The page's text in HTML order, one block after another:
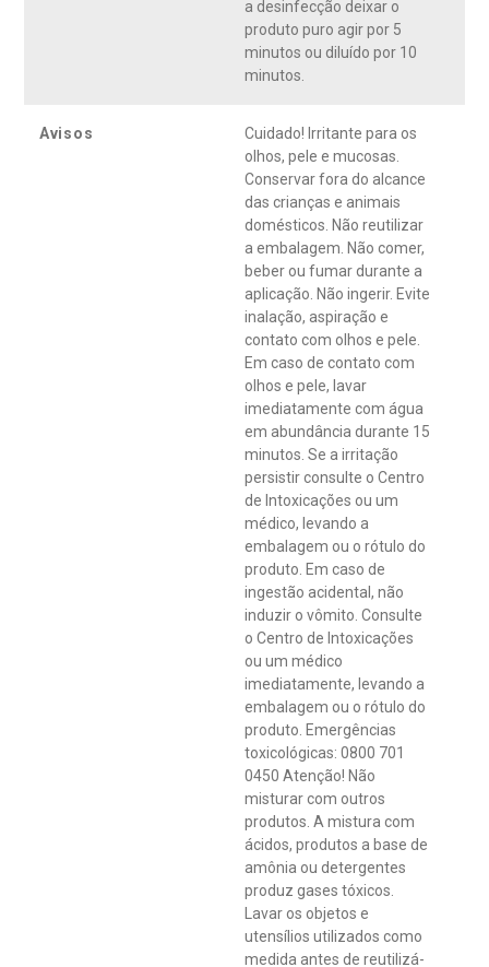
a desinfecção deixar o
produto puro agir por 5
minutos ou diluído por 10
minutos.
Avisos
Cuidado! Irritante para os
olhos, pele e mucosas.
Conservar fora do alcance
das crianças e animais
domésticos. Não reutilizar
a embalagem. Não comer,
beber ou fumar durante a
aplicação. Não ingerir. Evite
inalação, aspiração e
contato com olhos e pele.
Em caso de contato com
olhos e pele, lavar
imediatamente com água
em abundância durante 15
minutos. Se a irritação
persistir consulte o Centro
de Intoxicações ou um
médico, levando a
embalagem ou o rótulo do
produto. Em caso de
ingestão acidental, não
induzir o vômito. Consulte
o Centro de Intoxicações
ou um médico
imediatamente, levando a
embalagem ou o rótulo do
produto. Emergências
toxicológicas: 0800 701
0450 Atenção! Não
misturar com outros
produtos. A mistura com
ácidos, produtos a base de
amônia ou detergentes
produz gases tóxicos.
Lavar os objetos e
utensílios utilizados como
medida antes de reutilizá-